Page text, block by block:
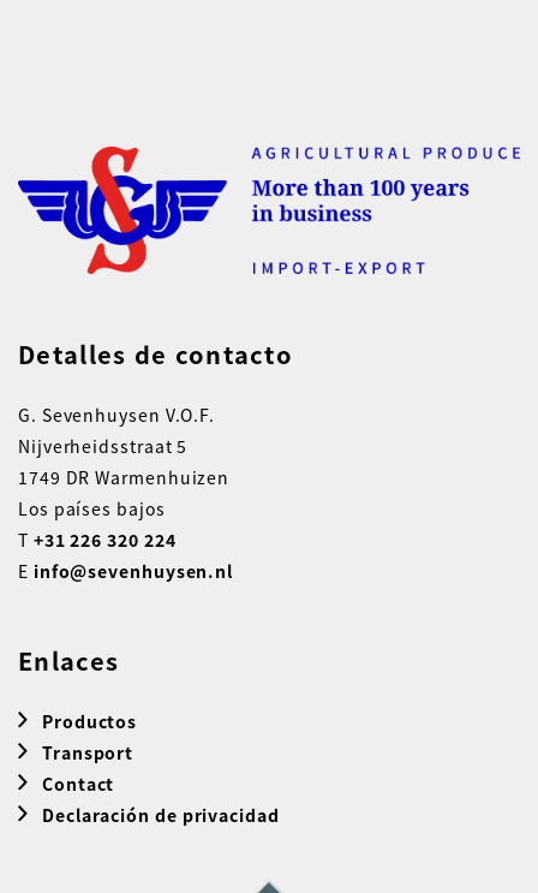
Detalles de contacto
G. Sevenhuysen V.O.F.
Nijverheidsstraat 5
1749 DR Warmenhuizen
Los países bajos
T +31 226 320 224
E info@sevenhuysen.nl
Enlaces
Productos
Transport
Contact
Declaración de privacidad